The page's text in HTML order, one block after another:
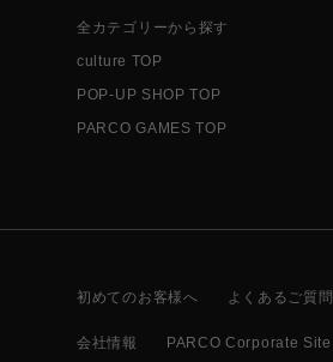
全カテゴリーから探す
culture TOP
POP-UP SHOP TOP
PARCO GAMES TOP
初めてのお客様へ よくあるご質
会社情報 PARCO Corporate